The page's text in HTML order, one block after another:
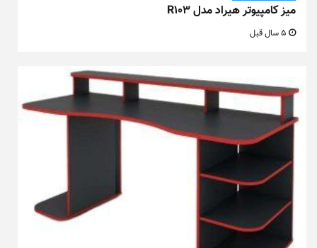
میز کامپیوتر هیراد مدل R103